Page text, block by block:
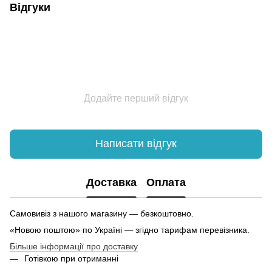
Відгуки
Додайте перший відгук
Написати відгук
Доставка Оплата
Самовивіз з нашого магазину — безкоштовно.
«Новою поштою» по Україні — згідно тарифам перевізника.
Більше інформації про доставку
Готівкою при отриманні